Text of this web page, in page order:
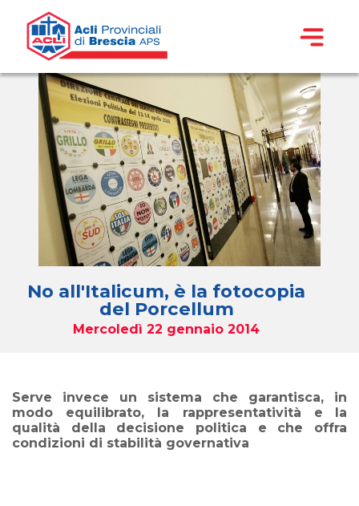
No all'Italicum, è la fotocopia
del Porcellum
Mercoledì 22 gennaio 2014
Serve invece un sistema che garantisca, in
modo equilibrato, la rappresentatività e
la
qualità della decisione politica e che offra
condizioni di stabilità governativa